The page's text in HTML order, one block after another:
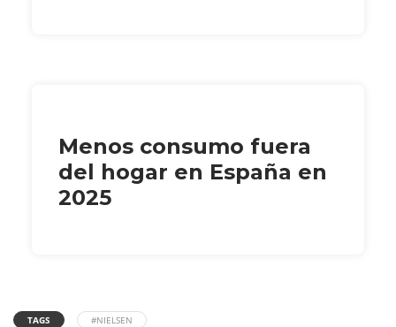
Menos consumo fuera
del hogar en España en
2025
TAGS #NIELSEN